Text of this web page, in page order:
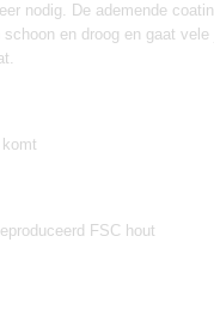
nodig. De ademende
en droog en gaat
FSC hout